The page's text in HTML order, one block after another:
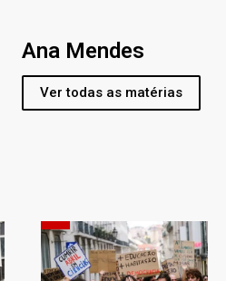
Ana Mendes
Ver todas as matérias